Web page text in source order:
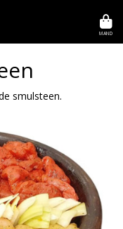
MAND
smulsteen.